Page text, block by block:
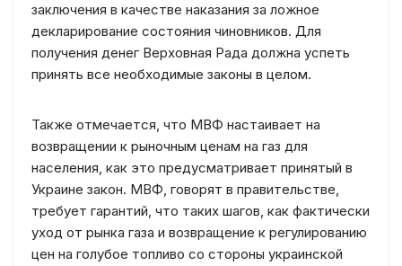
заключения в качестве наказания за ложное
декларирование состояния чиновников. Для
получения денег Верховная Рада должна успеть
принять все необходимые законы в целом.
Также отмечается, что МВФ настаивает на
возвращении к рыночным ценам на газ для
населения, как это предусматривает принятый в
Украине закон. МВФ, говорят в правительстве,
требует гарантий, что таких шагов, как фактически
уход от рынка газа и возвращение к регулированию
цен на голубое топливо со стороны украинской